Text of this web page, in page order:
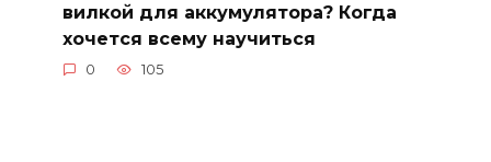
вилкой для аккумулятора? Когда
хочется всему научиться
0 105